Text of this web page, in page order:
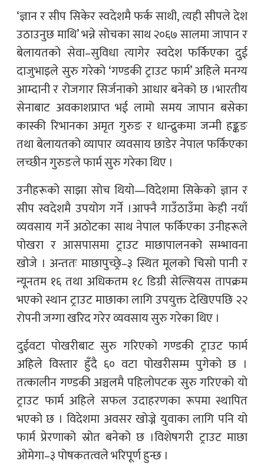
‘ज्ञान र सीप सिकेर स्वदेशमै फर्क साथी, त्यही सीपले देश
उठाउनुछ माथि’ भन्ने सोचका साथ २०६७ सालमा जापान र
बेलायतको सेवा–सुविधा त्यागेर स्वदेश फर्किएका दुई
दाजुभाइले सुरु गरेको ‘गण्डकी ट्राउट फार्म’ अहिले मनग्य
आम्दानी र रोजगार सिर्जनाको आधार बनेको छ ।भारतीय
सेनाबाट अवकाशप्राप्त भई लामो समय जापान बसेका
कास्की रिभानका अमृत गुरुङ र धान्द्रुकमा जन्मी हङ्कङ
तथा बेलायतको व्यापार व्यवसाय छाडेर नेपाल फर्किएका
लच्छीन गुरुङले फार्म सुरु गरेका थिए ।
उनीहरूको साझा सोच थियो—विदेशमा सिकेको ज्ञान र
सीप स्वदेशमै उपयोग गर्ने ।आफ्नै गाउँठाउँमा केही नयाँ
व्यवसाय गर्ने अठोटका साथ नेपाल फर्किएका उनीहरूले
पोखरा र आसपासमा ट्राउट माछापालनको सम्भावना
खोजे । अन्ततः माछापुच्छ्रे–३ स्थित मूलको चिसो पानी र
न्यूनतम १६ तथा अधिकतम १८ डिग्री सेल्सियस तापक्रम
भएको स्थान ट्राउट माछाका लागि उपयुक्त देखिएपछि २२
रोपनी जग्गा खरिद गरेर व्यवसाय सुरु गरेका थिए ।
दुईवटा पोखरीबाट सुरु गरिएको गण्डकी ट्राउट फार्म
अहिले विस्तार हुँदै ६० वटा पोखरीसम्म पुगेको छ ।
तत्कालीन गण्डकी अञ्चलमै पहिलोपटक सुरु गरिएको यो
ट्राउट फार्म अहिले सफल उदाहरणका रूपमा स्थापित
भएको छ । विदेशमा अवसर खोज्ने युवाका लागि पनि यो
फार्म प्रेरणाको स्रोत बनेको छ ।विशेषगरी ट्राउट माछा
ओमेगा–३ पोषकतत्वले भरिपूर्ण हुन्छ ।